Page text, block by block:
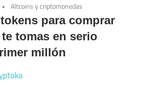
Altcoins y criptomonedas
para comprar
tomas en serio
millón